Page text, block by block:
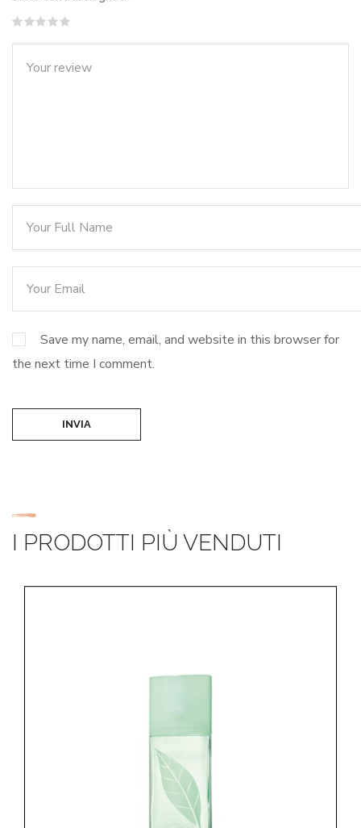
Save my name, email, and website in this browser for
the next time I comment.
INVIA
I PRODOTTI PIÙ VENDUTI